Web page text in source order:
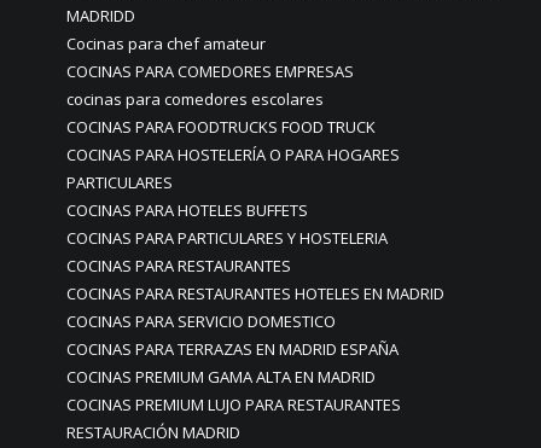
MADRIDD
Cocinas para chef amateur
COCINAS PARA COMEDORES EMPRESAS
cocinas para comedores escolares
COCINAS PARA FOODTRUCKS FOOD TRUCK
COCINAS PARA HOSTELERÍA O PARA HOGARES
PARTICULARES
COCINAS PARA HOTELES BUFFETS
COCINAS PARA PARTICULARES Y HOSTELERIA
COCINAS PARA RESTAURANTES
COCINAS PARA RESTAURANTES HOTELES EN MADRID
COCINAS PARA SERVICIO DOMESTICO
COCINAS PARA TERRAZAS EN MADRID ESPAÑA
COCINAS PREMIUM GAMA ALTA EN MADRID
COCINAS PREMIUM LUJO PARA RESTAURANTES
RESTAURACIÓN MADRID